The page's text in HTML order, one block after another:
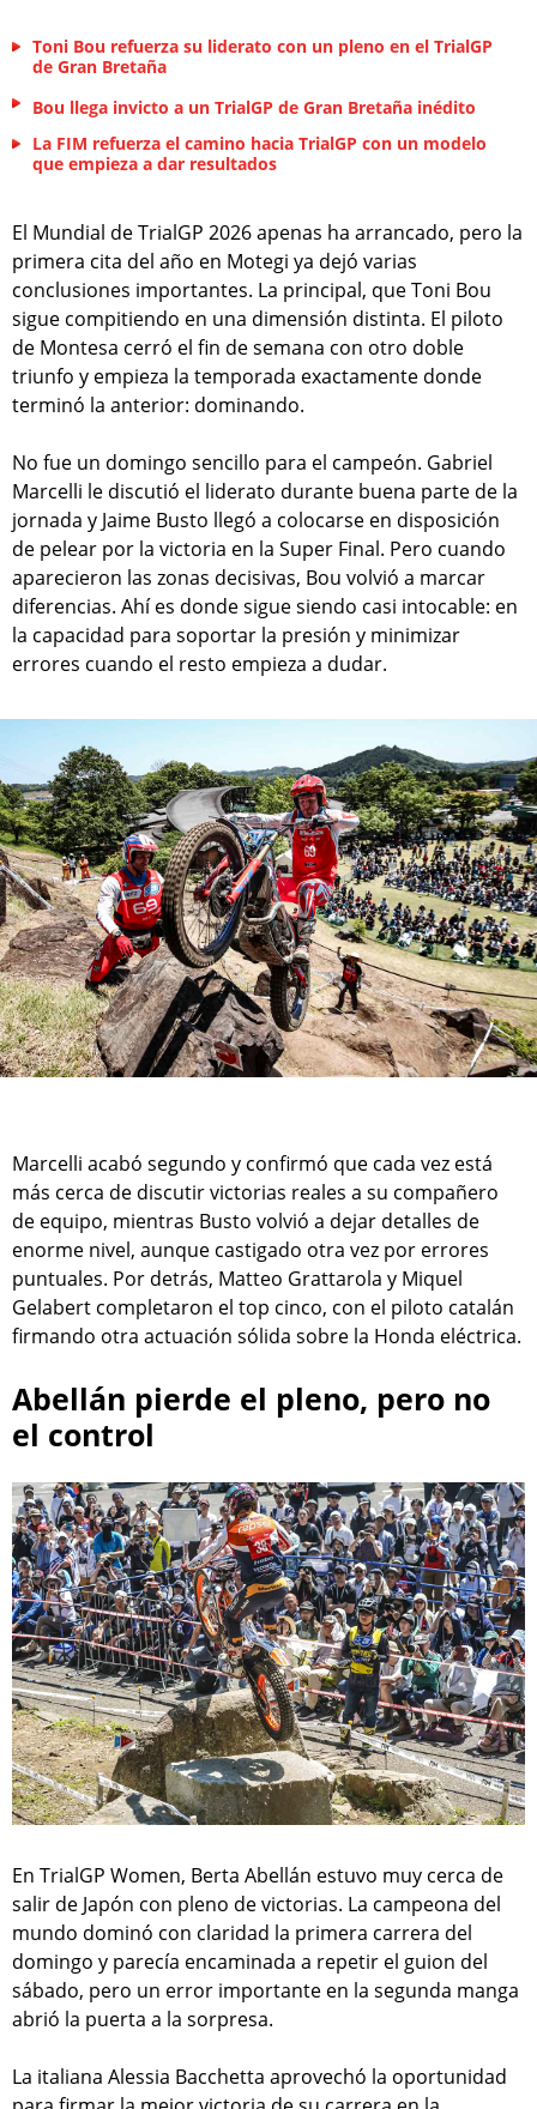
Toni Bou refuerza su liderato con un pleno en el TrialGP
de Gran Bretaña
Bou llega invicto a un TrialGP de Gran Bretaña inédito
La FIM refuerza el camino hacia TrialGP con un modelo
que empieza a dar resultados
El Mundial de TrialGP 2026 apenas ha arrancado, pero la
primera cita del año en Motegi ya dejó varias
conclusiones importantes. La principal, que Toni Bou
sigue compitiendo en una dimensión distinta. El piloto
de Montesa cerró el fin de semana con otro doble
triunfo y empieza la temporada exactamente donde
terminó la anterior: dominando.
No fue un domingo sencillo para el campeón. Gabriel
Marcelli le discutió el liderato durante buena parte de la
jornada y Jaime Busto llegó a colocarse en disposición
de pelear por la victoria en la Super Final. Pero cuando
aparecieron las zonas decisivas, Bou volvió a marcar
diferencias. Ahí es donde sigue siendo casi intocable: en
la capacidad para soportar la presión y minimizar
errores cuando el resto empieza a dudar.
Marcelli acabó segundo y confirmó que cada vez está
más cerca de discutir victorias reales a su compañero
de equipo, mientras Busto volvió a dejar detalles de
enorme nivel, aunque castigado otra vez por errores
puntuales. Por detrás, Matteo Grattarola y Miquel
Gelabert completaron el top cinco, con el piloto catalán
firmando otra actuación sólida sobre la Honda eléctrica.
Abellán pierde el pleno, pero no
el control
En TrialGP Women, Berta Abellán estuvo muy cerca de
salir de Japón con pleno de victorias. La campeona del
mundo dominó con claridad la primera carrera del
domingo y parecía encaminada a repetir el guion del
sábado, pero un error importante en la segunda manga
abrió la puerta a la sorpresa.
La italiana Alessia Bacchetta aprovechó la oportunidad